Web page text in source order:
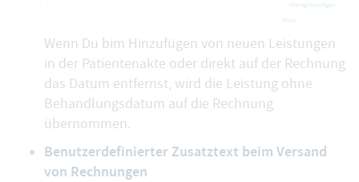
Wenn Du bim Hinzufügen von neuen Leistungen
in der Patientenakte oder direkt auf der Rechnung
das Datum entfernst, wird die Leistung ohne
Behandlungsdatum auf die Rechnung
übernommen.
Benutzerdefinierter Zusatztext beim Versand
von Rechnungen